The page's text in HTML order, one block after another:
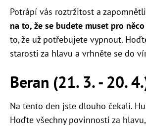
Potrápí vás roztržitost a
na to, že se budete muset pro
to, že už potřebujete vypnout.
starosti za hlavu a vrhněte se do
Beran (21. 3. - 20.
Na tento den jste dlouho čekali.
Hoďte všechny povinnosti za